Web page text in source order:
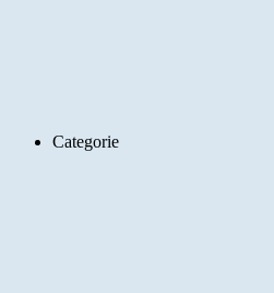
Categorie